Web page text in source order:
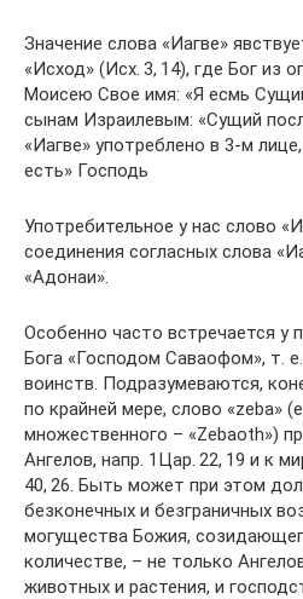
Значение слова «Иагве»
«Исход» (Исх. 3, 14), где Бог из
Моисею Свое имя: «Я есмь
сынам Израилевым: «Сущий
«Иагве» употреблено в 3-м
есть» Господь
Употребительное у нас слово
соединения согласных слова
«Адонаи».
Особенно часто встречается у
Бога «Господом Саваофом», т.
воинств. Подразумеваются,
по крайней мере, слово «zeba»
множественного – «Zebaoth»)
Ангелов, напр. 1Цар. 22, 19 и к
40, 26. Быть может при этом
безконечных и безграничных
могущества Божия,
количестве, – не только
животных и растения, и